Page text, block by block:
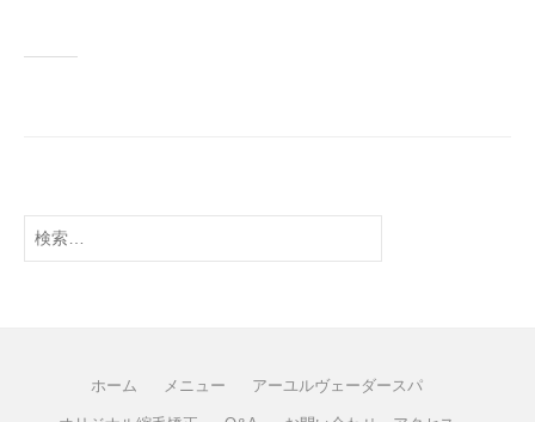
ホーム メニュー アーユルヴェーダースパ